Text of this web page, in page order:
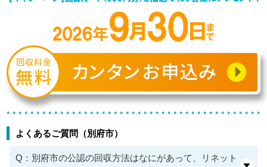
よくあるご質問（別府市）
Q：別府市の公認の回収方法はなにがあって、リネット